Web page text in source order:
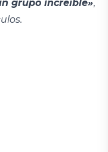
grupo increíble»,